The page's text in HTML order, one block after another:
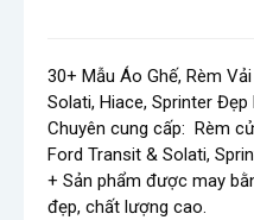
30+ Mẫu Áo Ghế, Rèm
Solati, Hiace, Sprinter Đẹp
Chuyên cung cấp:  Rèm
Ford Transit & Solati,
+ Sản phẩm được may
đẹp, chất lượng cao.